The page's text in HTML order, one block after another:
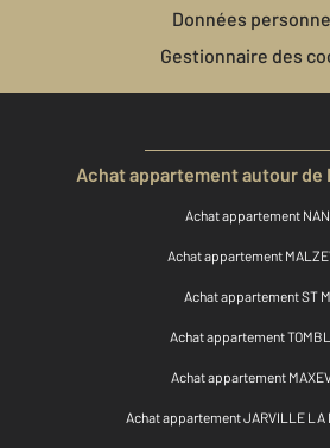
Données
Gestionnaire des
Achat appartement autour de
Achat appartement
Achat appartement
Achat appartement ST
Achat appartement
Achat appartement
Achat appartement JARVILLE LA